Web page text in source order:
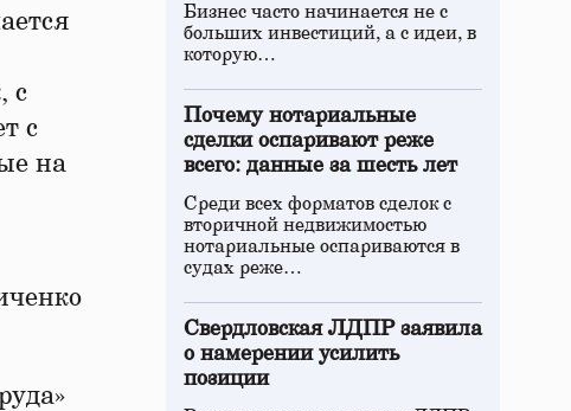
с
с
на
Бизнес часто начинается не с
больших инвестиций, а с идеи, в
которую…
Почему нотариальные
сделки оспаривают реже
всего: данные за шесть лет
Среди всех форматов сделок с
вторичной недвижимостью
нотариальные оспариваются в
судах реже…
Свердловская ЛДПР заявила
о намерении усилить
позиции